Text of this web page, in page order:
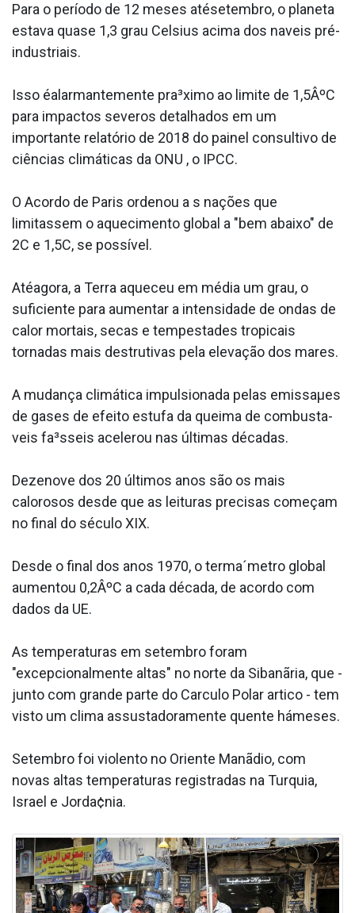
Para o período de 12 meses atésetembro, o planeta
estava quase 1,3 grau Celsius acima dos na­veis pré-
industriais.
Isso éalarmantemente pra³ximo ao limite de 1,5ÂºC
para impactos severos detalhados em um
importante relatório de 2018 do painel consultivo de
ciências climáticas da ONU , o IPCC.
O Acordo de Paris ordenou a s nações que
limitassem o aquecimento global a "bem abaixo" de
2C e 1,5C, se possí­vel.
Atéagora, a Terra aqueceu em média um grau, o
suficiente para aumentar a intensidade de ondas de
calor mortais, secas e tempestades tropicais
tornadas mais destrutivas pela elevação dos mares.
A mudança climática impulsionada pelas emissaµes
de gases de efeito estufa da queima de combusta­
veis fa³sseis acelerou nas últimas décadas.
Dezenove dos 20 últimos anos são os mais
calorosos desde que as leituras precisas começam
no final do século XIX.
Desde o final dos anos 1970, o terma´metro global
aumentou 0,2ÂºC a cada década, de acordo com
dados da UE.
As temperaturas em setembro foram
"excepcionalmente altas" no norte da Sibanãria, que -
junto com grande parte do Ca­rculo Polar artico - tem
visto um clima assustadoramente quente hámeses.
Setembro foi violento no Oriente Manãdio, com
novas altas temperaturas registradas na Turquia,
Israel e Jorda¢nia.